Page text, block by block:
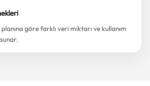
göre farklı veri miktarı ve kullanım